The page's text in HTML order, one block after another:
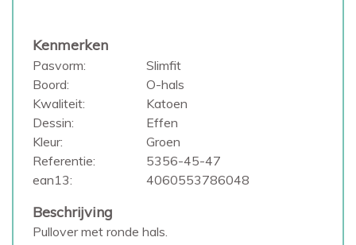
Kenmerken
Pasvorm:
Slimfit
Boord:
O-hals
Kwaliteit:
Katoen
Dessin:
Effen
Kleur:
Groen
Referentie:
5356-45-47
ean13:
4060553786048
Beschrijving
Pullover met ronde hals.